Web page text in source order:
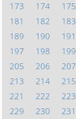
173
174 175
181
182 183
189
190 191
197
198 199
205
206 207
213
214 215
221
222 223
229
230 231